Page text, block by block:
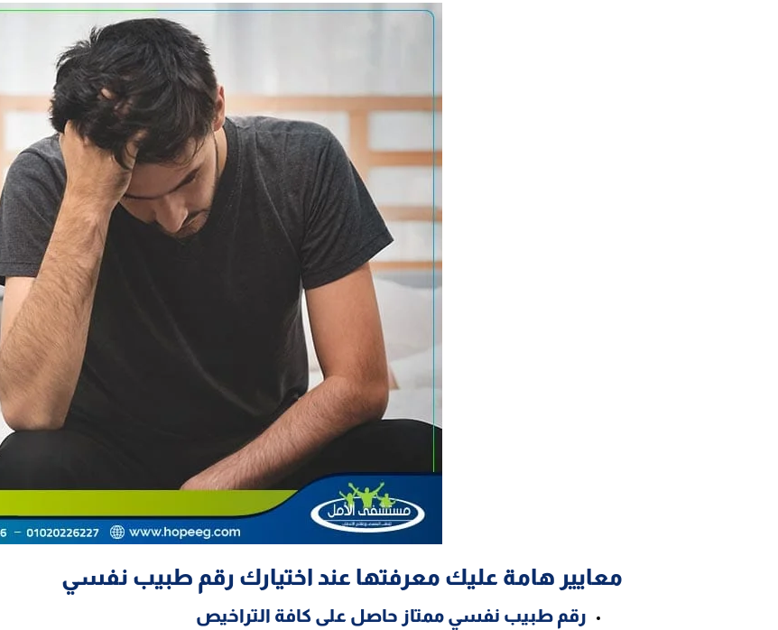
معايير هامة عليك معرفتها عند اختيارك رقم طبيب نفسي
رقم طبيب نفسي ممتاز حاصل على كافة التراخيص